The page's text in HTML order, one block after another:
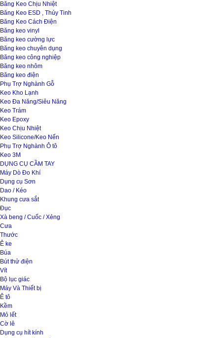
Băng Keo Chịu Nhiệt
Băng Keo ESD , Thủy Tinh
Băng Keo Cách Điện
Băng keo vinyl
Băng keo cường lực
Băng keo chuyên dụng
Băng keo công nghiệp
Băng keo nhôm
Băng keo điện
Phụ Trợ Nghành Gỗ
Keo Kho Lạnh
Keo Đa Năng/Siêu Năng
Keo Trám
Keo Epoxy
Keo Chịu Nhiệt
Keo Silicone/Keo Nến
Phụ Trợ Nghành Ô tô
Keo 3M
DỤNG CỤ CẦM TAY
Máy Dò Đo Khí
Dụng cụ Sơn
Dao / Kéo
Khung cưa sắt
Đục
Xà beng / Cuốc / Xẻng
Cưa
Thước
Ê ke
Búa
Bút thử điện
Vít
Bộ lục giác
Máy Và Thiết bị
Ê tô
Kềm
Mỏ lết
Cờ lê
Dụng cụ hít kính